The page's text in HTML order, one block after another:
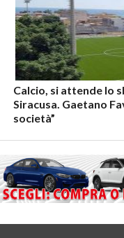
Calcio, si attende lo
Siracusa. Gaetano
società”